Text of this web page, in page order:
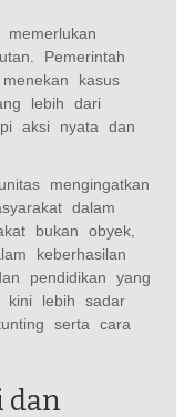
Pemerintah
kasus
lebih dari
aksi nyata dan
mengingatkan
dalam
bukan obyek,
keberhasilan
pendidikan yang
kini lebih sadar
serta cara
dan